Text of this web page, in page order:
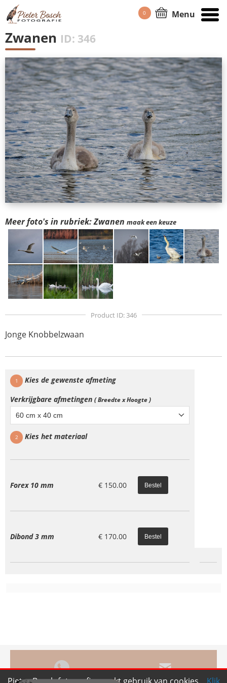
0 Menu
HOME/PORTFOLIO
Zwanen ID: 346
Meer foto's in rubriek: Zwanen maak een keuze
Product ID: 346
Jonge Knobbelzwaan
1
Kies de gewenste afmeting
Verkrijgbare afmetingen ( Breedte x Hoogte )
60 cm x 40 cm
2 Kies het materiaal
Forex 10 mm € 150.00
Dibond 3 mm € 170.00